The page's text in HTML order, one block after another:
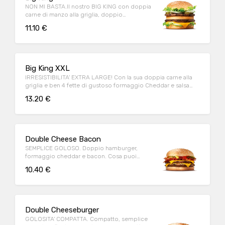
NON MI BASTA.Il nostro BIG KING con doppia
carne di manzo alla griglia, doppio
11.10 €
Big King XXL
IRRESISTIBILITA' EXTRA LARGE! Con la sua doppia carne alla
griglia e ben 4 fette di gustoso formaggio Cheddar e salsa
13.20 €
Double Cheese Bacon
SEMPLICE GOLOSO. Doppio hamburger,
formaggio cheddar e bacon. Cosa puoi
10.40 €
Double Cheeseburger
GOLOSITA' COMPATTA. Compatto, semplice